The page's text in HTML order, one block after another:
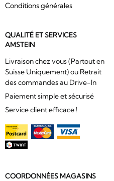
Conditions générales
QUALITÉ ET SERVICES
AMSTEIN
Livraison chez vous (Partout en
Suisse Uniquement) ou Retrait
des commandes au Drive-In
Paiement simple et sécurisé
Service client efficace !
COORDONNÉES MAGASINS